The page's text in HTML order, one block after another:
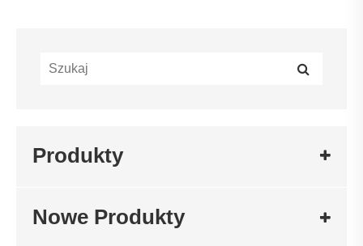
Produkty
Nowe Produkty